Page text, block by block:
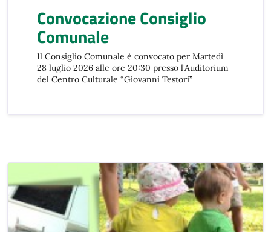
Convocazione Consiglio
Comunale
Il Consiglio Comunale è convocato per Martedì
28 luglio 2026 alle ore 20:30 presso l'Auditorium
del Centro Culturale “Giovanni Testori”